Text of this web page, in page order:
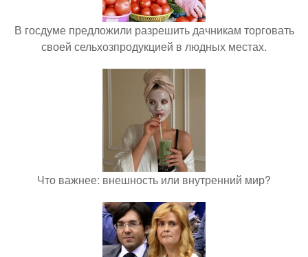
В госдуме предложили разрешить дачникам торговать
своей сельхозпродукцией в людных местах.
Что важнее: внешность или внутренний мир?